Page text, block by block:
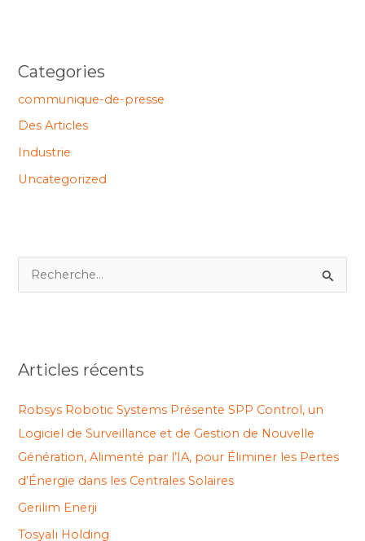
Categories
communique-de-presse
Des Articles
Industrie
Uncategorized
e
Articles récents
Robsys Robotic Systems Présente SPP Control, un
Logiciel de Surveillance et de Gestion de Nouvelle
Génération, Alimenté par l’IA, pour Éliminer les Pertes
d’Énergie dans les Centrales Solaires
Gerilim Enerji
Tosyalı Holding